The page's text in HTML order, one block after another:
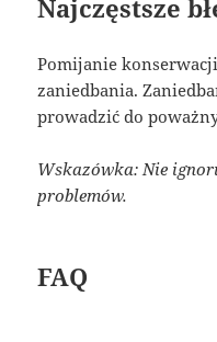
Najczęstsze
Pomijanie
zaniedbania.
prowadzić do
Wskazówka: Nie
problemów.
FAQ